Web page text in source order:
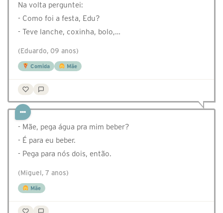
Na volta perguntei:
- Como foi a festa, Edu?
- Teve lanche, coxinha, bolo,…
(Eduardo, 09 anos)
Comida Mãe
- Mãe, pega água pra mim beber?
- É para eu beber.
- Pega para nós dois, então.
(Miguel, 7 anos)
Mãe